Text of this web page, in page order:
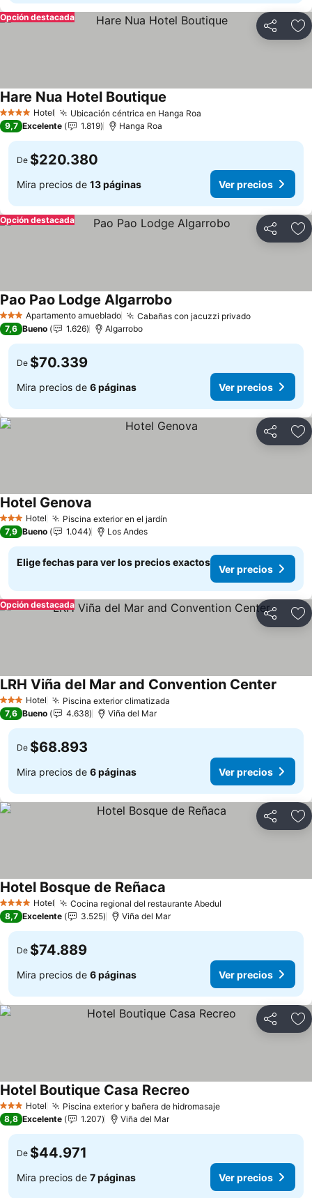
Compartir
Opción destacada
4 EstrellasHotel Ubicación céntrica en Hanga Roa
Hare Nua Hotel Boutique
9,7 Excelente 1.819 Hanga Roa
De $220.380
Mira precios de 13 páginas Ver precios
Compartir
Opción destacada
3 EstrellasApartamento amueblado Cabañas con jacuzzi privado
Pao Pao Lodge Algarrobo
7,6 Bueno 1.626 Algarrobo
De $70.339
Mira precios de 6 páginas Ver precios
Compartir
3 Estrellas
Hotel Piscina exterior en el jardín
Hotel Genova
7,9 Bueno 1.044 Los Andes
Elige fechas para ver los precios exactos
Ver precios
Compartir
Opción destacada
3 Estrellas
Hotel Piscina exterior climatizada
LRH Viña del Mar and Convention Center
7,6 Bueno 4.638 Viña del Mar
De $68.893
Mira precios de 6 páginas Ver precios
Compartir
4 EstrellasHotel Cocina regional del restaurante Abedul
Hotel Bosque de Reñaca
8,7 Excelente 3.525 Viña del Mar
De $74.889
Mira precios de 6 páginas Ver precios
Compartir
3 Estrellas
Hotel Piscina exterior y bañera de hidromasaje
Hotel Boutique Casa Recreo
8,8 Excelente 1.207 Viña del Mar
De $44.971
Mira precios de 7 páginas Ver precios